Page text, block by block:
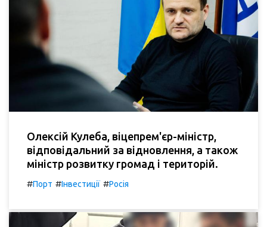
Олексій Кулеба, віцепрем'єр-міністр,
відповідальний за відновлення, а також
міністр розвитку громад і територій.
#Порт #Інвестиції #Росія